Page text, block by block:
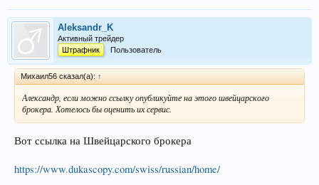
Aleksandr_K
Активный трейдер
Штрафник
Пользователь
Михаил56 сказал(а): ↑
Александр, если можно ссылку опубликуйте на этого швейцарского
брокера. Хотелось бы оценить их сервис.
Вот ссылка на Швейцарского брокера
https://www.dukascopy.com/swiss/russian/home/